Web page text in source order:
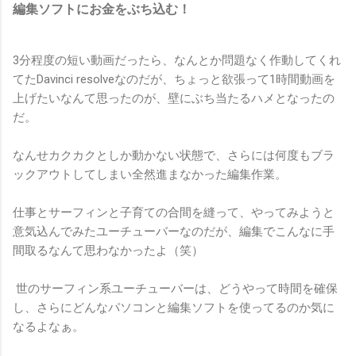
編集ソフトにお金をぶち込む！
3分程度の短い動画だったら、なんとか問題なく作動してくれ
てたDavinci resolveなのだが、ちょっと欲張って1時間動画を
上げたいなんて思ったのが、壁にぶち当たるハメとなったの
だ。
なんせカクカクとしか動かない状態で、さらには何度もブラ
ックアウトしてしまい全然進まなかった編集作業。
仕事とサーフィンと子育ての合間を縫って、やってみようと
意気込んでみたユーチューバーなのだが、編集でこんなに手
間取るなんて思わなかったよ（笑）
世のサーフィン系ユーチューバーは、どうやって時間を確保
し、さらにどんなパソコンと編集ソフトを使ってるのか気に
なるよなぁ。